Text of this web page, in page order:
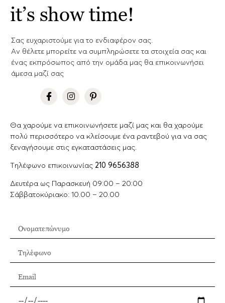
it’s show time!
Σας ευχαριστούμε για το ενδιαφέρον σας.
Aν θέλετε μπορείτε να συμπληρώσετε τα στοιχεία σας και
ένας εκπρόσωπος από την ομάδα μας θα επικοινωνήσει
άμεσα μαζί σας
Θα χαρούμε να επικοινωνήσετε μαζί μας και θα χαρούμε
πολύ περισσότερο να κλείσουμε ένα ραντεβού για να σας
ξεναγήσουμε στις εγκαταστάσεις μας.
Tηλέφωνο επικοινωνίας 210 9656388
Δευτέρα ως Παρασκευή 09:00 – 20:00
Σάββατοκύριακο: 10.00 – 20.00